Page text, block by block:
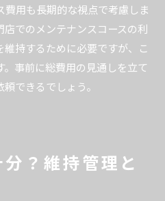
費用も長期的な視点で考慮しま
店でのメンテナンスコースの利
持するために必要ですが、こ
事前に総費用の見通しを立て
できるでしょう。
？維持管理と